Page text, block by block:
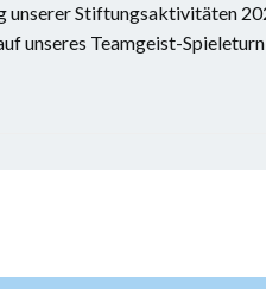
unserer Stiftungsaktivitäten
unseres Teamgeist-